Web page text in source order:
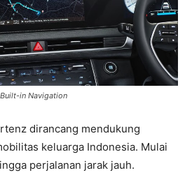
Built-in Navigation
dirancang mendukung
keluarga Indonesia. Mulai
perjalanan jarak jauh.